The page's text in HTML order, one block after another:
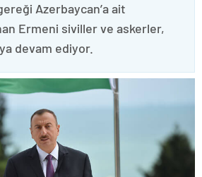
Azerbaycan’a ait
Ermeni siviller ve askerler,
devam ediyor.